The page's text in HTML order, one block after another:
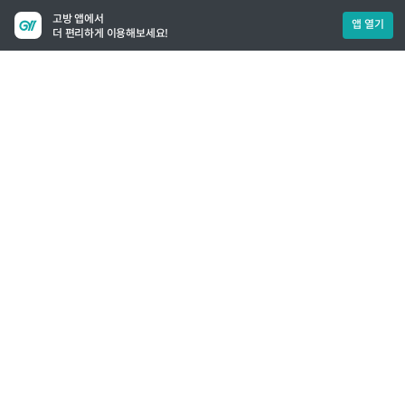
고방 앱에서
더 편리하게 이용해보세요!
앱 열기